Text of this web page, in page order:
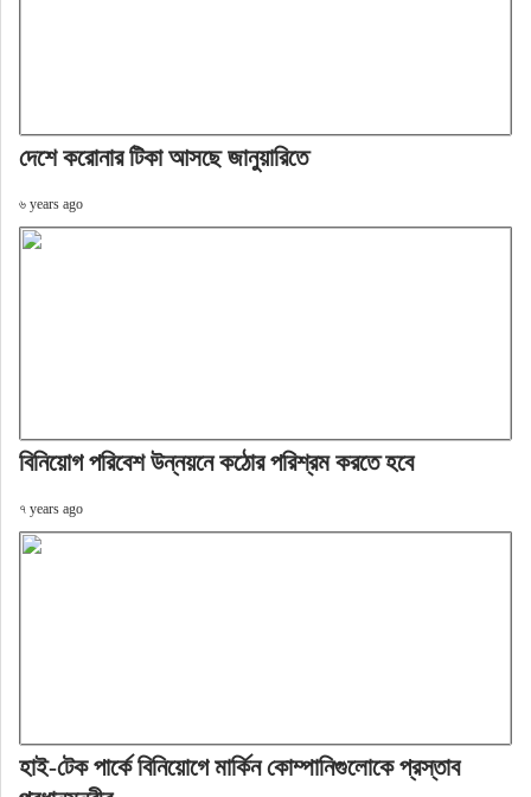
দেশে করোনার টিকা আসছে জানুয়ারিতে
৬ years ago
বিনিয়োগ পরিবেশ উন্নয়নে কঠোর পরিশ্রম করতে হবে
৭ years ago
হাই-টেক পার্কে বিনিয়োগে মার্কিন কোম্পানিগুলোকে প্রস্তাব